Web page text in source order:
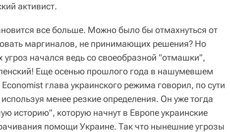
активист.
все больше. Можно было бы отмахнуться от
маргиналов, не принимающих решения? Но
угроз начался ведь со своеобразной "отмашки",
Еще осенью прошлого года в нашумевшем
глава украинского режима говорил, по сути
менее резкие определения. Он уже тогда
историю", которую начнут в Европе украинские
помощи Украине. Так что нынешние угрозы